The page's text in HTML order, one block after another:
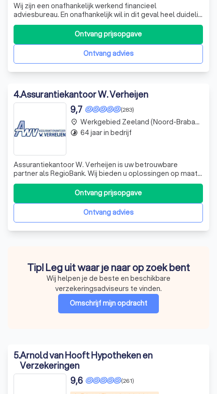
Wij zijn een onafhankelijk werkend financieel
adviesbureau. En onafhankelijk wil in dit geval heel duidelijk
zeggen dat geen enkele bank of verzekeringmaatschappij
ons iets kan verplichten. Met andere woorden, onze
opdrachtgevers zijn niet de banken of de verzekeraars, u
bent onze opdrachtgever! Da
Ontvang advies
Ontvang prijsopgave
4.Assurantiekantoor W. Verheijen
(283)
9,7
Assurantiekantoor W. Verheijen is uw betrouwbare
partner als RegioBank. Wij bieden u oplossingen op maat
voor al uw financiële behoeften, of het nu gaat om sparen,
betalen of hypotheken. Onze expertise strekt zich uit tot
het adviseren en bemiddelen in financiële diensten en
producten, waarbij we uwOntvang advies
Ontvang prijsopgave
place Werkgebied Zeeland (Noord-Brabant)
timelapse 64 jaar in bedrijf
Tip! Leg uit waar je naar op zoek bent
Wij helpen je de beste en beschikbare
verzekeringsadviseurs te vinden.
Omschrijf mijn opdracht
5.Arnold van Hooft Hypotheken en
Verzekeringen
(261)
9,6